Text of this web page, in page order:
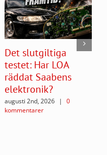
Det slutgiltiga
testet: Har LOA
räddat Saabens
elektronik?
augusti 2nd, 2026 |
0
kommentarer